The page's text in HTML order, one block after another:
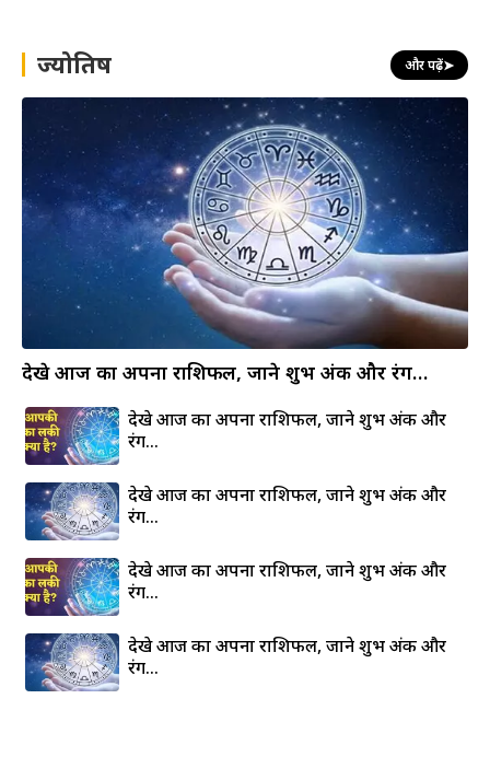
h ज्योतिष और पढ़ें➤
देखे आज का अपना राशिफल, जाने शुभ अंक और रंग…
देखे आज का अपना राशिफल, जाने शुभ अंक और
रंग…
देखे आज का अपना राशिफल, जाने शुभ अंक और
रंग…
देखे आज का अपना राशिफल, जाने शुभ अंक और
रंग…
देखे आज का अपना राशिफल, जाने शुभ अंक और
रंग…